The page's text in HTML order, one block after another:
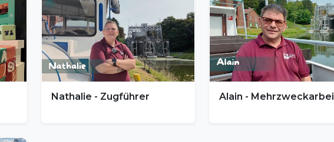
Nathalie - Zugführer Alain -